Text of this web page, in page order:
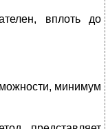
вплоть до
минимум